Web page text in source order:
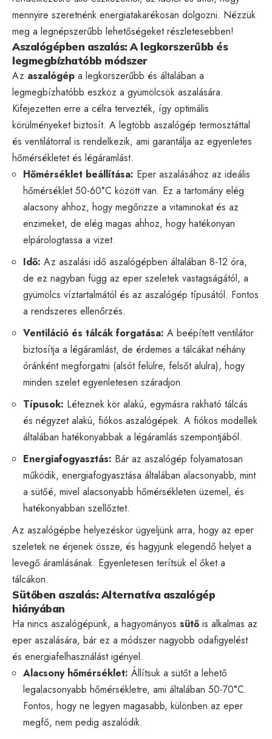
mennyire szeretnénk energiatakarékosan dolgozni. Nézzük
meg a legnépszerűbb lehetőségeket részletesebben!
Aszalógépben aszalás: A legkorszerűbb és
legmegbízhatóbb módszer
Az aszalógép a legkorszerűbb és általában a
legmegbízhatóbb eszköz a gyümölcsök aszalására.
Kifejezetten erre a célra tervezték, így optimális
körülményeket biztosít. A legtöbb aszalógép termosztáttal
és ventilátorral is rendelkezik, ami garantálja az egyenletes
hőmérsékletet és légáramlást.
Hőmérséklet beállítása: Eper aszalásához az ideális
hőmérséklet 50-60°C között van. Ez a tartomány elég
alacsony ahhoz, hogy megőrizze a vitaminokat és az
enzimeket, de elég magas ahhoz, hogy hatékonyan
elpárologtassa a vizet.
Idő: Az aszalási idő aszalógépben általában 8-12 óra,
de ez nagyban függ az eper szeletek vastagságától, a
gyümölcs víztartalmától és az aszalógép típusától. Fontos
a rendszeres ellenőrzés.
Ventiláció és tálcák forgatása: A beépített ventilátor
biztosítja a légáramlást, de érdemes a tálcákat néhány
óránként megforgatni (alsót felülre, felsőt alulra), hogy
minden szelet egyenletesen száradjon.
Típusok: Léteznek kör alakú, egymásra rakható tálcás
és négyzet alakú, fiókos aszalógépek. A fiókos modellek
általában hatékonyabbak a légáramlás szempontjából.
Energiafogyasztás: Bár az aszalógép folyamatosan
működik, energiafogyasztása általában alacsonyabb, mint
a sütőé, mivel alacsonyabb hőmérsékleten üzemel, és
hatékonyabban szellőztet.
Az aszalógépbe helyezéskor ügyeljünk arra, hogy az eper
szeletek ne érjenek össze, és hagyjunk elegendő helyet a
levegő áramlásának. Egyenletesen terítsük el őket a
tálcákon.
Sütőben aszalás: Alternatíva aszalógép
hiányában
Ha nincs aszalógépünk, a hagyományos sütő is alkalmas az
eper aszalására, bár ez a módszer nagyobb odafigyelést
és energiafelhasználást igényel.
Alacsony hőmérséklet: Állítsuk a sütőt a lehető
legalacsonyabb hőmérsékletre, ami általában 50-70°C.
Fontos, hogy ne legyen magasabb, különben az eper
megfő, nem pedig aszalódik.